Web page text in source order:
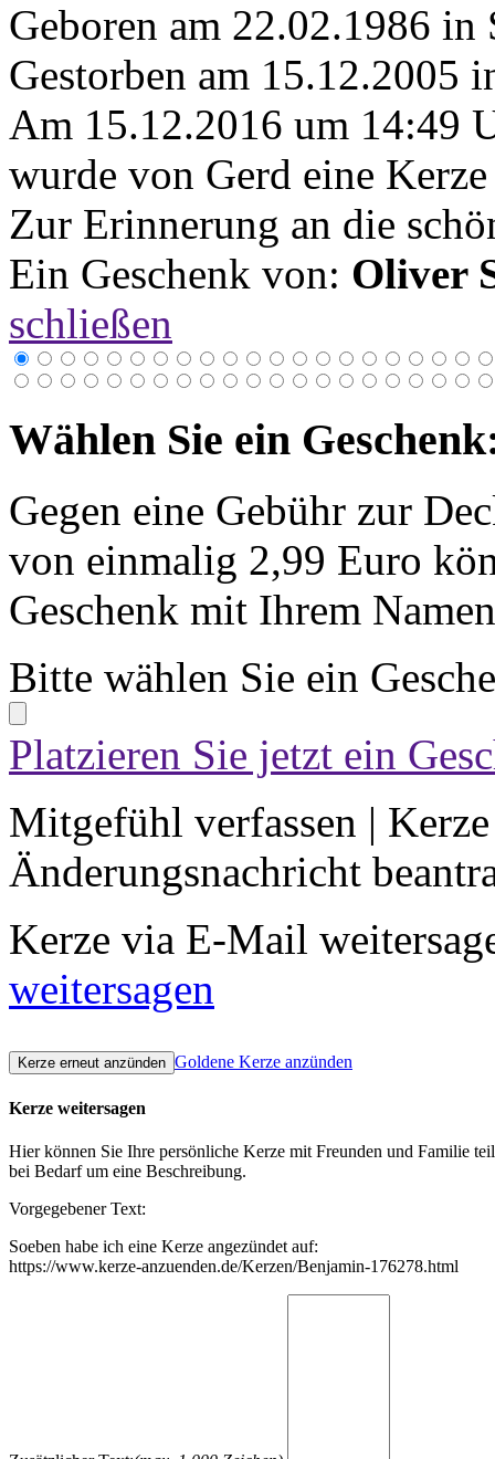
Geboren am 22.02.1986 in
Gestorben am 15.12.2005
Am 15.12.2016 um 14:49
wurde von Gerd eine
Zur Erinnerung an die
Ein Geschenk von: Oliver
schließen
Wählen Sie ein
Gegen eine Gebühr zur
von einmalig 2,99 Euro
Geschenk mit Ihrem
Bitte wählen Sie ein
Platzieren Sie jetzt ein
Mitgefühl verfassen |
Änderungsnachricht
Kerze via E-Mail
weitersagen
Goldene Kerze anzünden
Kerze weitersagen
Hier können Sie Ihre persönliche Kerze mit Freunden und Familie
bei Bedarf um eine Beschreibung.
Vorgegebener Text:
Soeben habe ich eine Kerze angezündet auf:
https://www.kerze-anzuenden.de/Kerzen/Benjamin-176278.html